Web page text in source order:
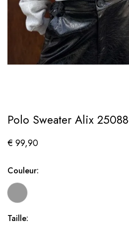
Polo Sweater Alix
€ 99,90
Couleur:
Taille: